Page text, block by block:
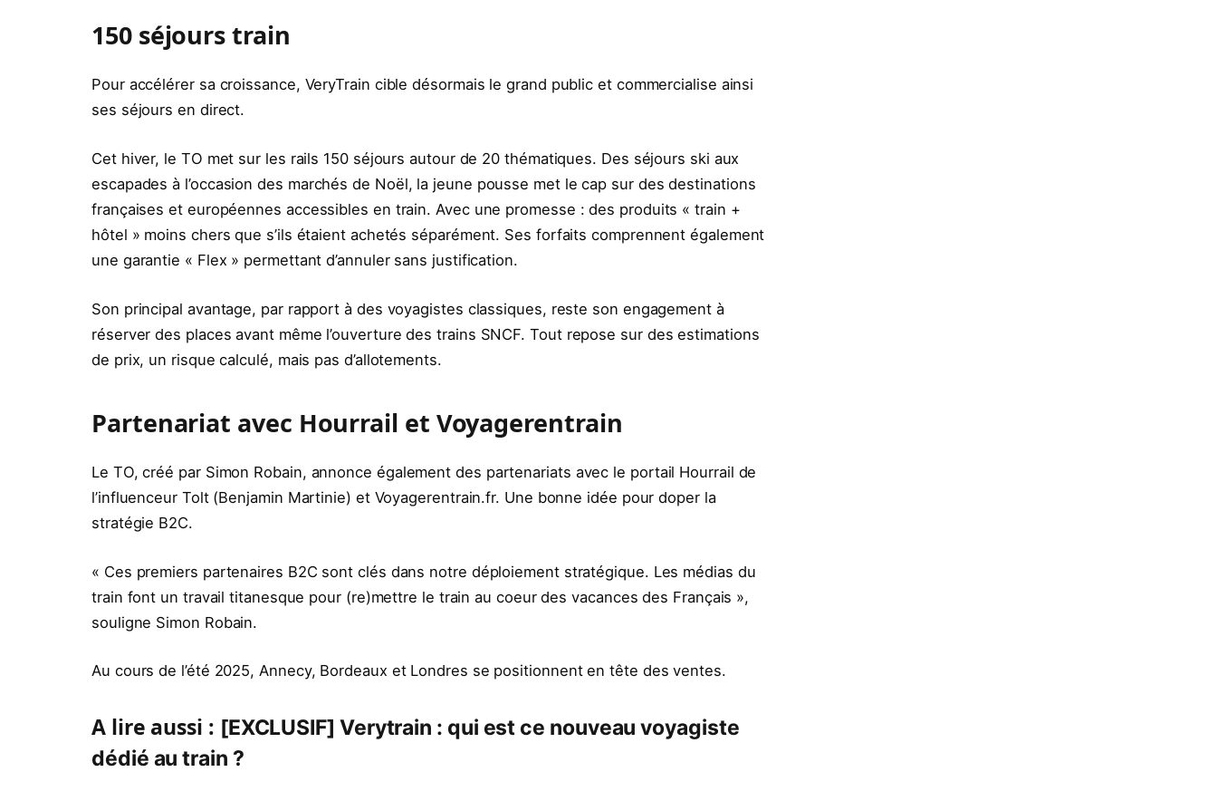
150 séjours train
Pour accélérer sa croissance, VeryTrain cible désormais le grand public et commercialise ainsi
ses séjours en direct.
Cet hiver, le TO met sur les rails 150 séjours autour de 20 thématiques. Des séjours ski aux
escapades à l’occasion des marchés de Noël, la jeune pousse met le cap sur des destinations
françaises et européennes accessibles en train. Avec une promesse : des produits « train +
hôtel » moins chers que s’ils étaient achetés séparément. Ses forfaits comprennent également
une garantie « Flex » permettant d’annuler sans justification.
Son principal avantage, par rapport à des voyagistes classiques, reste son engagement à
réserver des places avant même l’ouverture des trains SNCF. Tout repose sur des estimations
de prix, un risque calculé, mais pas d’allotements.
Partenariat avec Hourrail et Voyagerentrain
Le TO, créé par Simon Robain, annonce également des partenariats avec le portail Hourrail de
l’influenceur Tolt (Benjamin Martinie) et Voyagerentrain.fr. Une bonne idée pour doper la
stratégie B2C.
« Ces premiers partenaires B2C sont clés dans notre déploiement stratégique. Les médias du
train font un travail titanesque pour (re)mettre le train au coeur des vacances des Français »,
souligne Simon Robain.
Au cours de l’été 2025, Annecy, Bordeaux et Londres se positionnent en tête des ventes.
A lire aussi : [EXCLUSIF] Verytrain : qui est ce nouveau voyagiste
dédié au train ?